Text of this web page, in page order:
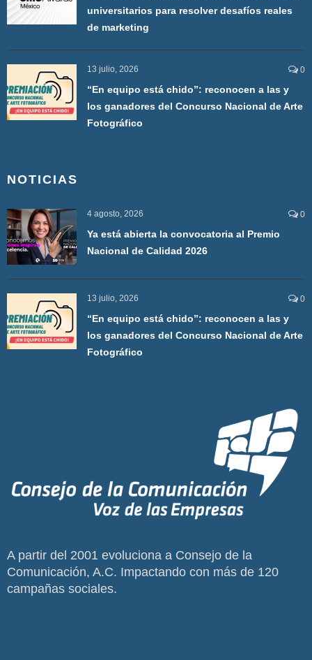
universitarios para resolver desafíos reales
de marketing
13 julio, 2026 0
“En equipo está chido”: reconocen a las y
los ganadores del Concurso Nacional de Arte
Fotográfico
NOTICIAS
4 agosto, 2026 0
Ya está abierta la convocatoria al Premio
Nacional de Calidad 2026
13 julio, 2026 0
“En equipo está chido”: reconocen a las y
los ganadores del Concurso Nacional de Arte
Fotográfico
A partir del 2001 evoluciona a Consejo de la
Comunicación, A.C. Impactando con más de 120
campañas sociales.